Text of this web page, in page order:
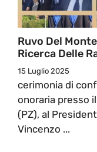
Ruvo Del
Ricerca Delle
15 Luglio 2025
cerimonia di
onoraria presso
(PZ), al
Vincenzo ...